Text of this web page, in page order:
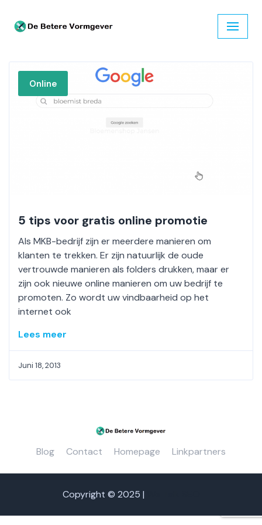
Ga
de
inhoud
Online
5 tips voor gratis online promotie
Als MKB-bedrijf zijn er meerdere manieren om
klanten te trekken. Er zijn natuurlijk de oude
vertrouwde manieren als folders drukken, maar er
zijn ook nieuwe online manieren om uw bedrijf te
promoten. Zo wordt uw vindbaarheid op het
internet ook
Lees meer
Juni 18, 2013
Blog Contact Homepage Linkpartners
Copyright © 2025 |